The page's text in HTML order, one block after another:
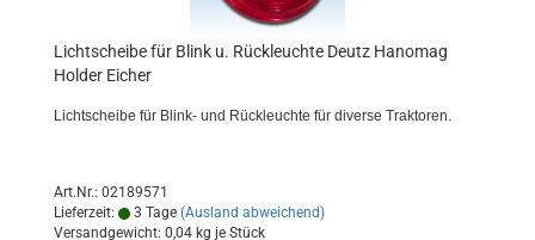
Lichtscheibe für Blink u. Rückleuchte Deutz Hanomag
Holder Eicher
Lichtscheibe für Blink- und Rückleuchte für diverse Traktoren.
Art.Nr.: 02189571
Lieferzeit:
3 Tage (Ausland abweichend)
Versandgewicht: 0,04 kg je Stück